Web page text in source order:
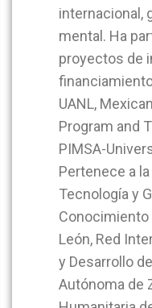
internacional,
mental. Ha
proyectos de
financiamiento
UANL,
Program and
PIMSA-­
Pertenece a
Tecnología y
León, Red
y Desarrollo
Autónoma de